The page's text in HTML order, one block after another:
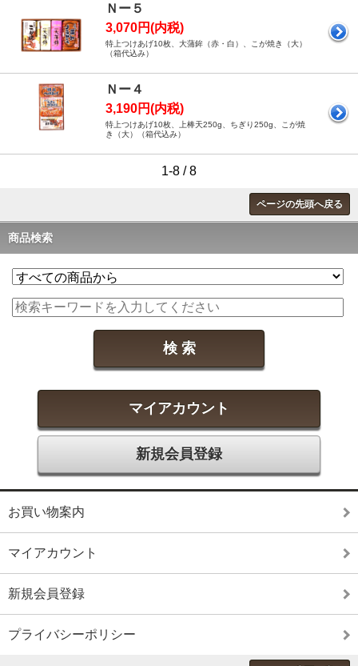
Ｎー５
3,070円(内税)
特上つけあげ10枚、大蒲鉾（赤・白）、こが焼き（大）
（箱代込み）
Ｎー４
3,190円(内税)
特上つけあげ10枚、上棒天250g、ちぎり250g、こが焼
き（大）（箱代込み）
1-8 / 8
ページの先頭へ戻る
商品検索
マイアカウント
新規会員登録
お買い物案内
マイアカウント
新規会員登録
プライバシーポリシー